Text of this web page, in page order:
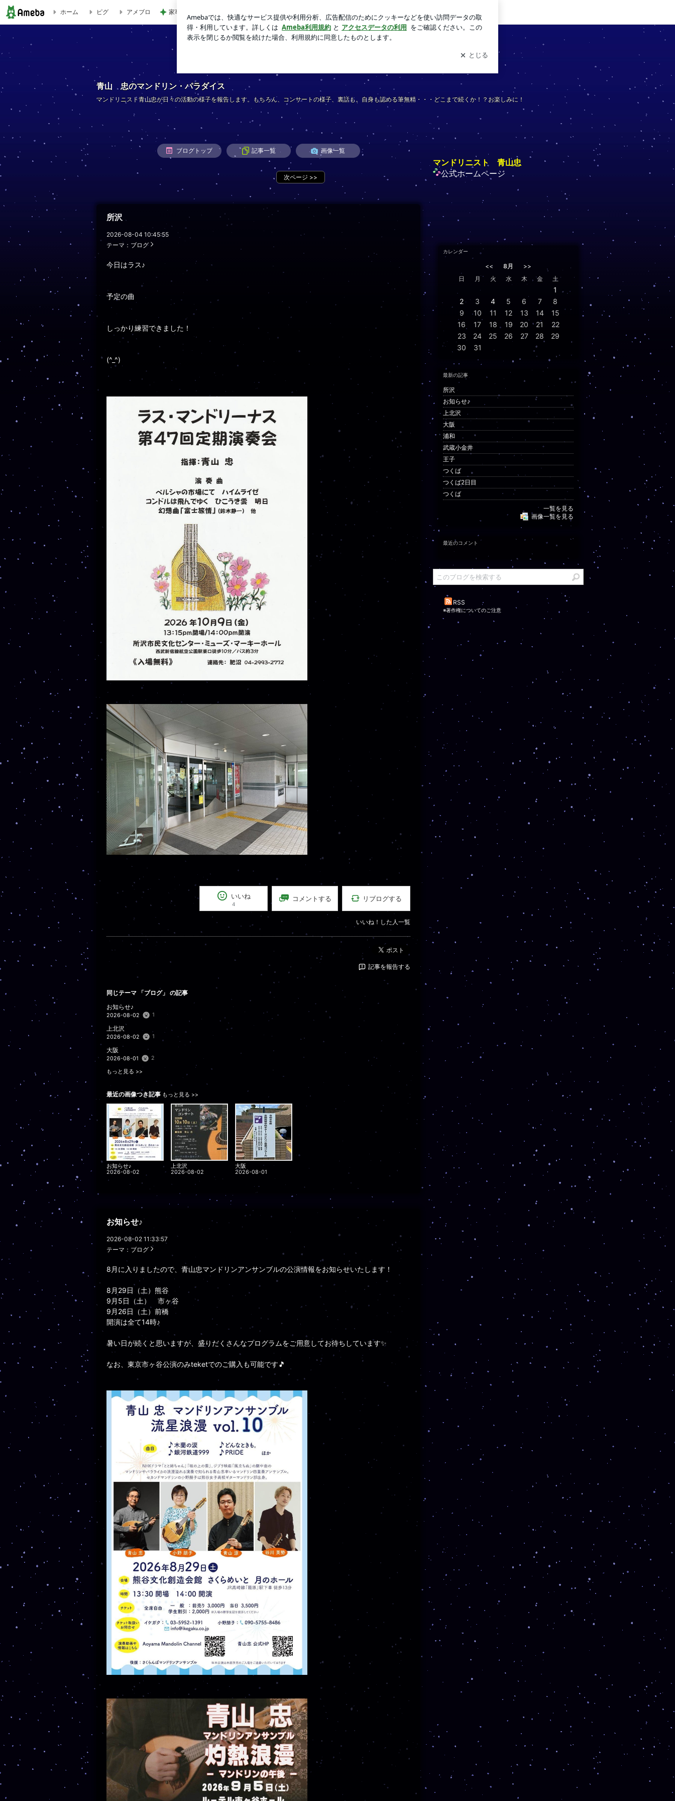
青山 忠のマンドリン・パラダイス
ホーム ピグ アメブロ 家事に追われる友人の溜まった想い ログイン
青山 忠のマンドリン・パラダイス
マンドリニスト青山忠が日々の活動の様子を報告します。もちろん、コンサートの様子、裏話も。自身も認める筆無精・・・どこまで続くか！？お楽しみに！
ブログトップ 記事一覧 画像一覧
次ページ >>
所沢
2026-08-04 10:45:55
テーマ： ブログ
今日はラス♪
予定の曲
しっかり練習できました！
(^_^)
いいね
4
コメントする リブログする
いいね！した人一覧
ポスト
記事を報告する
同じテーマ 「ブログ」 の記事
お知らせ♪
2026-08-02 1
上北沢
2026-08-02 1
大阪
2026-08-01 2
もっと見る >>
最近の画像つき記事 もっと見る >>
お知らせ♪
2026-08-02
上北沢
2026-08-02
大阪
2026-08-01
お知らせ♪
2026-08-02 11:33:57
テーマ： ブログ
8月に入りましたので、青山忠マンドリンアンサンブルの公演情報をお知らせいたします！
8月29日（土）熊谷
9月5日（土） 市ヶ谷
9月26日（土）前橋
開演は全て14時♪
暑い日が続くと思いますが、盛りだくさんなプログラムをご用意してお待ちしています✨
なお、東京市ヶ谷公演のみteketでのご購入も可能です🎵
マンドリニスト 青山忠
公式ホームページ
カレンダー
<< 8月
>>
日
月 火 水 木 金 土
1
2
3 4 5 6 7
8
9
10 11 12 13 14
15
16
17 18 19 20 21
22
23
24 25 26 27 28
29
30
31
最新の記事
所沢
お知らせ♪
上北沢
大阪
浦和
武蔵小金井
王子
つくば
つくば2日目
つくば
一覧を見る
画像一覧を見る
最近のコメント
RSS
※著作権についてのご注意